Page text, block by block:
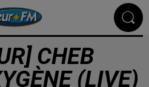
CHEB
(LIVE)